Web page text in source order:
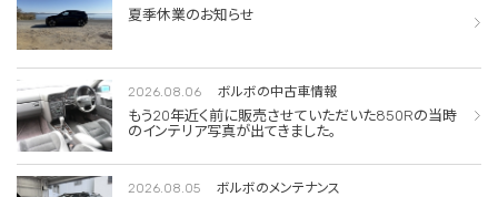
夏季休業のお知らせ
2026.08.06 ボルボの中古車情報
もう20年近く前に販売させていただいた850Rの当時
のインテリア写真が出てきました。
2026.08.05 ボルボのメンテナンス